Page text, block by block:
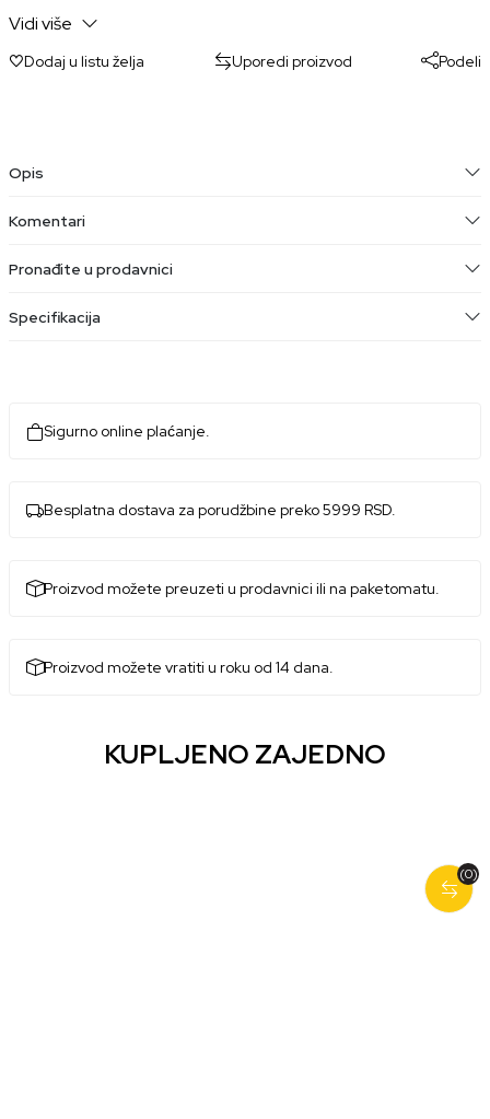
TrueMove Air Pixel-perfect optički senzor
Vidi više
Dodaj u listu želja Uporedi proizvod Podeli
(0)
Opis
Komentari
Pronađite u prodavnici
Specifikacija
Sigurno online plaćanje.
Besplatna dostava za porudžbine preko 5999 RSD.
Proizvod možete preuzeti u prodavnici ili na paketomatu.
Proizvod možete vratiti u roku od 14 dana.
KUPLJENO ZAJEDNO